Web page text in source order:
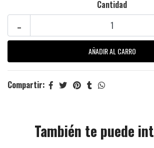
Cantidad
-
Compartir:
También te puede